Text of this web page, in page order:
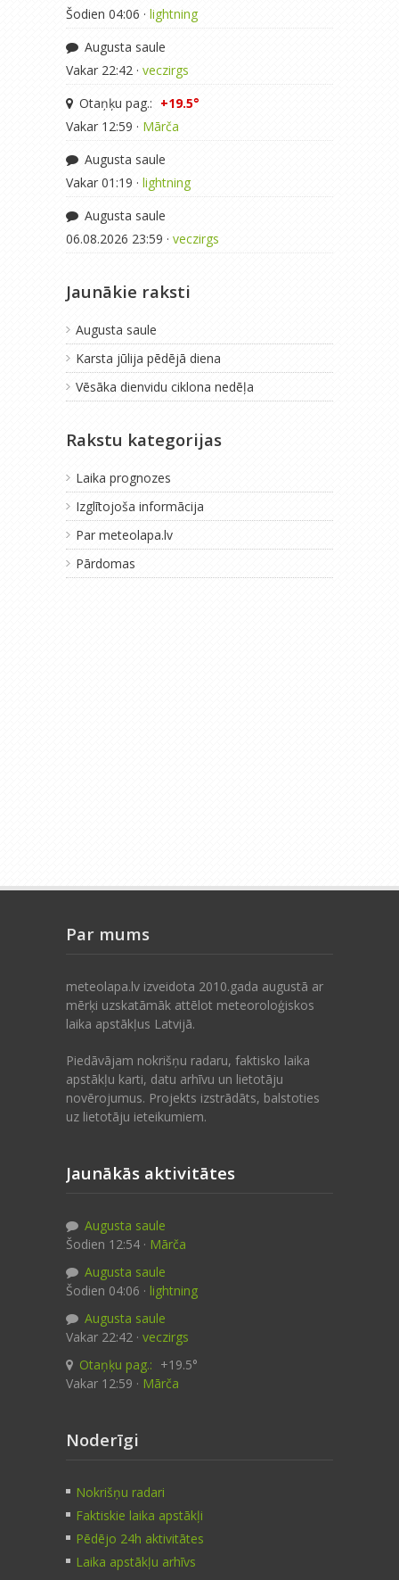
Šodien 04:06 · lightning
Augusta saule
Vakar 22:42 · veczirgs
Otaņķu pag.: +19.5°
Vakar 12:59 · Mārča
Augusta saule
Vakar 01:19 · lightning
Augusta saule
06.08.2026 23:59 · veczirgs
Jaunākie raksti
Augusta saule
Karsta jūlija pēdējā diena
Vēsāka dienvidu ciklona nedēļa
Rakstu kategorijas
Laika prognozes
Izglītojoša informācija
Par meteolapa.lv
Pārdomas
Par mums
meteolapa.lv izveidota 2010.gada augustā ar
mērķi uzskatāmāk attēlot meteoroloģiskos
laika apstākļus Latvijā.
Piedāvājam nokrišņu radaru, faktisko laika
apstākļu karti, datu arhīvu un lietotāju
novērojumus. Projekts izstrādāts, balstoties
uz lietotāju ieteikumiem.
Jaunākās aktivitātes
Augusta saule
Šodien 12:54 · Mārča
Augusta saule
Šodien 04:06 · lightning
Augusta saule
Vakar 22:42 · veczirgs
Otaņķu pag.: +19.5°
Vakar 12:59 · Mārča
Noderīgi
Nokrišņu radari
Faktiskie laika apstākļi
Pēdējo 24h aktivitātes
Laika apstākļu arhīvs